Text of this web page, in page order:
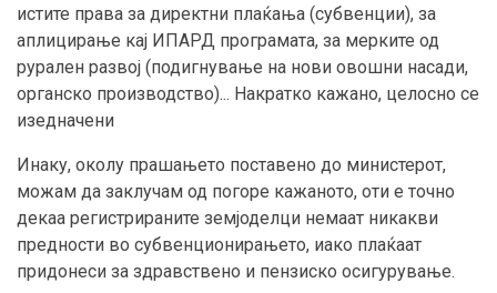
истите права за директни плаќања (субвенции), за
аплицирање кај ИПАРД програмата, за мерките од
рурален развој (подигнување на нови овошни насади,
органско производство)... Накратко кажано, целосно се
изедначени
Инаку, околу прашањето поставено до министерот,
можам да заклучам од погоре кажаното, оти е точно
декаа регистрираните земјоделци немаат никакви
предности во субвенционирањето, иако плаќаат
придонеси за здравствено и пензиско осигурување.